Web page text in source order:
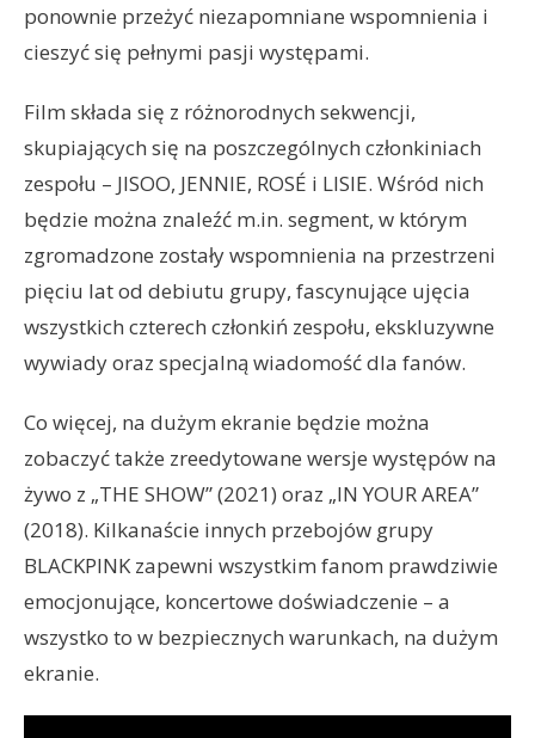
ponownie przeżyć niezapomniane wspomnienia i
cieszyć się pełnymi pasji występami.
Film składa się z różnorodnych sekwencji,
skupiających się na poszczególnych członkiniach
zespołu – JISOO, JENNIE, ROSÉ i LISIE. Wśród nich
będzie można znaleźć m.in. segment, w którym
zgromadzone zostały wspomnienia na przestrzeni
pięciu lat od debiutu grupy, fascynujące ujęcia
wszystkich czterech członkiń zespołu, ekskluzywne
wywiady oraz specjalną wiadomość dla fanów.
Co więcej, na dużym ekranie będzie można
zobaczyć także zreedytowane wersje występów na
żywo z „THE SHOW” (2021) oraz „IN YOUR AREA”
(2018). Kilkanaście innych przebojów grupy
BLACKPINK zapewni wszystkim fanom prawdziwie
emocjonujące, koncertowe doświadczenie – a
wszystko to w bezpiecznych warunkach, na dużym
ekranie.